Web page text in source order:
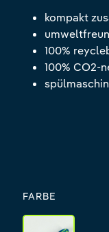
kompakt
100%
100% CO2-
FARBE